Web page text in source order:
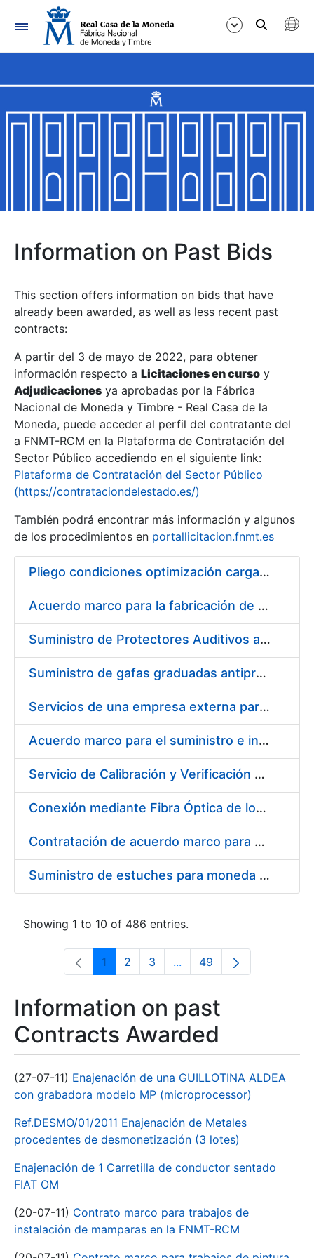
Navigation
Show/Hide
Show/Hide
Show/Hide
Show/Hide
Show/Hide
Show/Hide
Information on Past Bids
This section offers information on bids that have
already been awarded, as well as less recent past
contracts:
A partir del 3 de mayo de 2022, para obtener
información respecto a Licitaciones en curso y
Adjudicaciones ya aprobadas por la Fábrica
Nacional de Moneda y Timbre - Real Casa de la
Moneda, puede acceder al perfil del contratante del
a FNMT-RCM en la Plataforma de Contratación del
Sector Público accediendo en el siguiente link:
Plataforma de Contratación del Sector Público
(https://contrataciondelestado.es/)
También podrá encontrar más información y algunos
de los procedimientos en portallicitacion.fnmt.es
Pliego condiciones optimización cargas compras firmado
Acuerdo marco para la fabricación de piezas
Suministro de Protectores Auditivos a medida para las personas trabajadoras de los Centros de Trabajo de Madrid y Burgos
Suministro de gafas graduadas antiproyecciones para los trabajadores de la FNMT-RCM en los centros de trabajo de Madrid y Burgos
Servicios de una empresa externa para el asesoramiento y resolución de los recursos de alzada que se presentan relacionados con procesos de selección para la FNMT-RCM
Acuerdo marco para el suministro e instalación de persianas, estores y otros complementos
Servicio de Calibración y Verificación Externa de los Equipos de Medición del Servicio de Prevención de la FNMT-RCM
Conexión mediante Fibra Óptica de los Centros de Proceso de Datos (CPDs) de las sedes de la FNMT-RCM de Burgos y Madrid
Contratación de acuerdo marco para el Suministro de Material de Electricidad para la Fábrica Nacional de Moneda y Timbre-Real Casa de la Moneda en su centro de trabajo de Burgos
Suministro de estuches para moneda de 30 €
Showing 1 to 10 of 486 entries.
Page
1 Page
2 Page
3 ...Intermediate Pages Use
Page
49
Information on past
Contracts Awarded
(27-07-11) Enajenación de una GUILLOTINA ALDEA
con grabadora modelo MP (microprocessor)
Ref.DESMO/01/2011 Enajenación de Metales
procedentes de desmonetización (3 lotes)
Enajenación de 1 Carretilla de conductor sentado
FIAT OM
(20-07-11) Contrato marco para trabajos de
instalación de mamparas en la FNMT-RCM